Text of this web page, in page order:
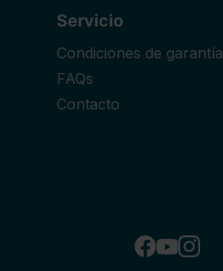
Servicio
Condiciones de garantía
FAQs
Contacto